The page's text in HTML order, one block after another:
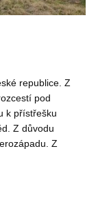
republice. Z
pod
k přístřešku
Z důvodu
Z